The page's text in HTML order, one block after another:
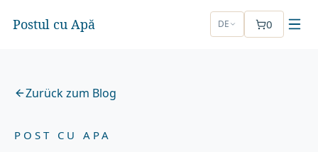
Postul cu Apă DE 0
Zurück zum Blog
POST CU APA